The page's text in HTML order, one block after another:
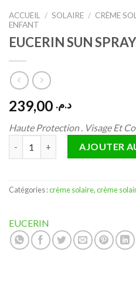
ACCUEIL / SOLAIRE / CRÈME
ENFANT
EUCERIN SUN
د.م.
Haute Protection . Visage Et
quantité de EUCERIN SUN
AJOUTER
Catégories :crème solaire,crème
EUCERIN